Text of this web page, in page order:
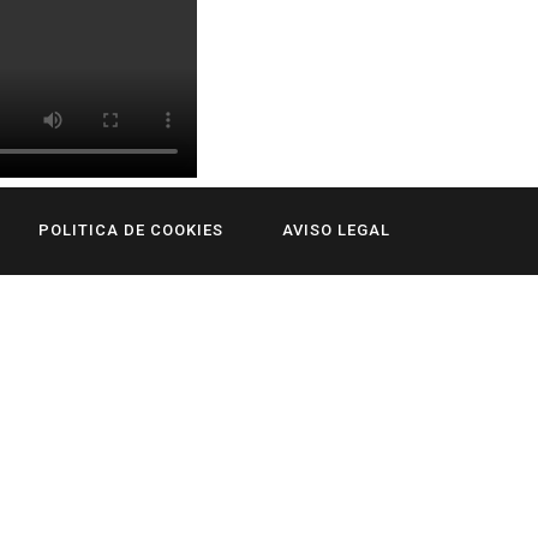
POLITICA DE COOKIES AVISO LEGAL